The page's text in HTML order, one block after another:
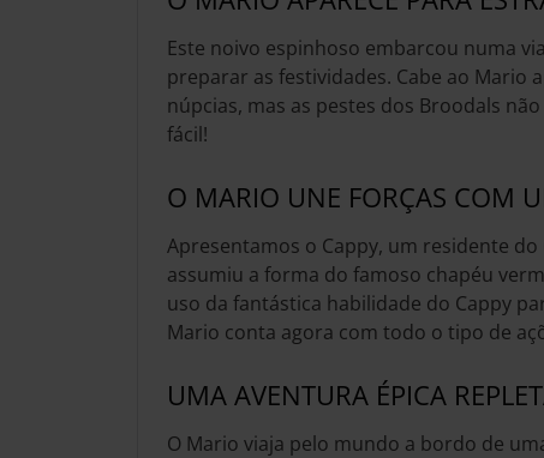
Este noivo espinhoso embarcou numa
preparar as festividades. Cabe ao Mario
núpcias, mas as pestes dos Broodals
fácil!
O MARIO UNE FORÇAS COM
Apresentamos o Cappy, um residente do
assumiu a forma do famoso chapéu
uso da fantástica habilidade do Cappy
Mario conta agora com todo o tipo de
UMA AVENTURA ÉPICA
O Mario viaja pelo mundo a bordo de